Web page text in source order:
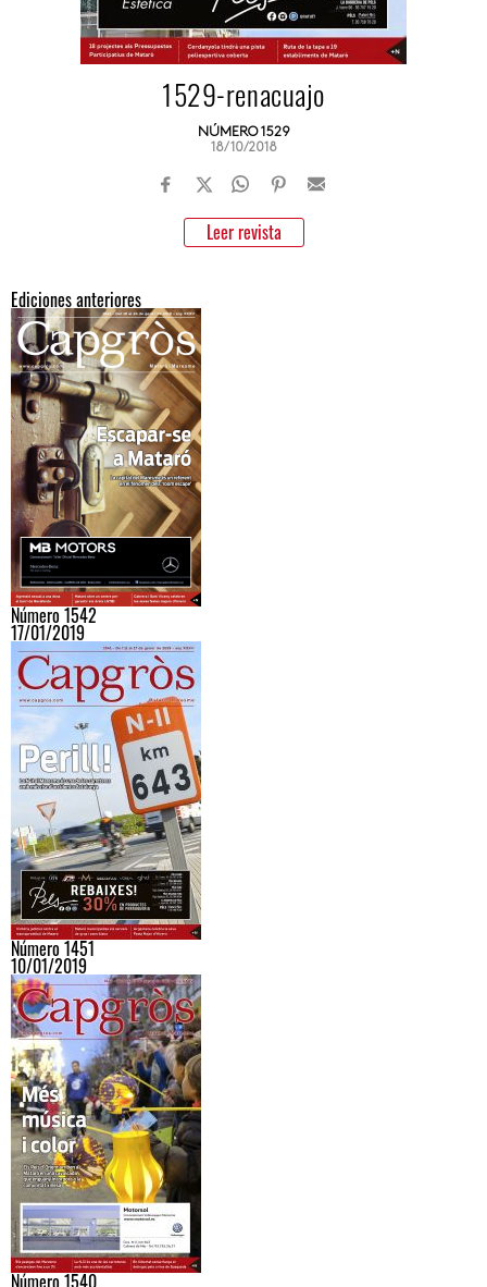
1529-renacuajo
NÚMERO 1529
18/10/2018
Leer revista
Ediciones anteriores
Número 1542
17/01/2019
Número 1451
10/01/2019
Número 1540